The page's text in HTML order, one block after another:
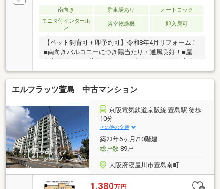
南向き 駐車場あり
オートロック
モニタ付インターホ
ン
浴室乾燥機 即入居可
【ペット飼育可＋即予約可】令和8年4月リフォーム！
■南向きバルコニーにつき陽当たり・通風良好！■屋根
なオートロック付きマンション！
エルフラッツ萱島 中古マンション
京阪電気鉄道京阪線 萱島駅 徒歩
10分
その他の交通
築23年6ヶ月/10階建
総戸数89戸
大阪府寝屋川市萱島南町
1,380万円